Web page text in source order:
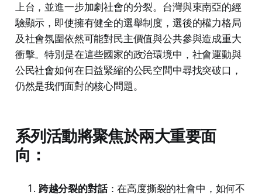
上台，並進一步加劇社會的分裂。台灣與東南亞的經
驗顯示，即使擁有健全的選舉制度，選後的權力格局
及社會氛圍依然可能對民主價值與公共參與造成重大
衝擊。特別是在這些國家的政治環境中，社會運動與
公民社會如何在日益緊縮的公民空間中尋找突破口，
仍然是我們面對的核心問題。
系列活動將聚焦於兩大重要面
向：
跨越分裂的對話：在高度撕裂的社會中，如何不